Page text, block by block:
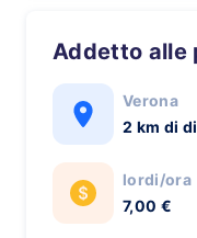
Addetto
Verona
2 km di
lordi/ora
7,00 €